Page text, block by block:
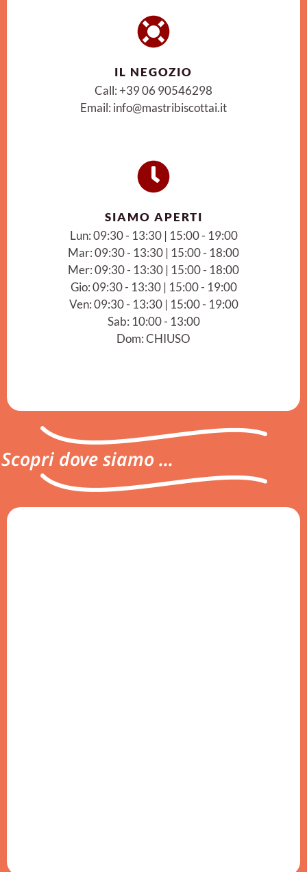
IL NEGOZIO
Call: +39 06 90546298
Email: info@mastribiscottai.it
SIAMO APERTI
Lun: 09:30 - 13:30 | 15:00 - 19:00
Mar: 09:30 - 13:30 | 15:00 - 18:00
Mer: 09:30 - 13:30 | 15:00 - 18:00
Gio: 09:30 - 13:30 | 15:00 - 19:00
Ven: 09:30 - 13:30 | 15:00 - 19:00
Sab: 10:00 - 13:00
Dom: CHIUSO
Scopri dove siamo ...